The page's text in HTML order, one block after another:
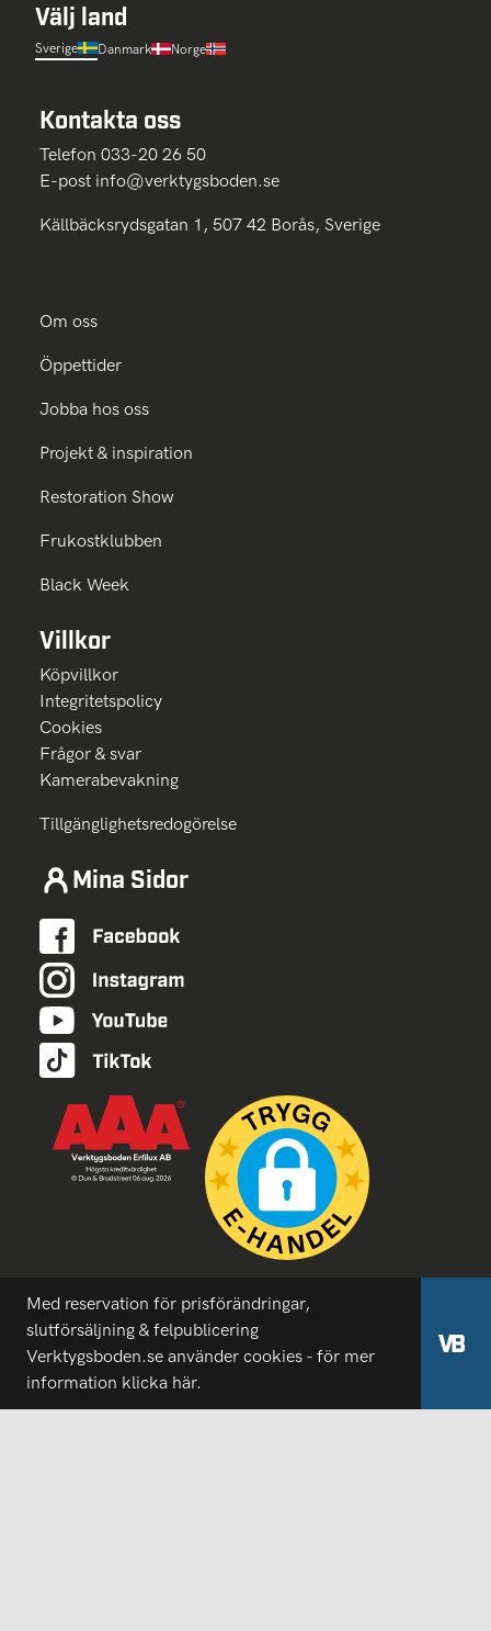
Välj land
Sverige Danmark Norge
Kontakta oss
Telefon 033-20 26 50
E-post info@verktygsboden.se
Källbäcksrydsgatan 1, 507 42 Borås, Sverige
Om oss
Öppettider
Jobba hos oss
Projekt & inspiration
Restoration Show
Frukostklubben
Black Week
Villkor
Köpvillkor
Integritetspolicy
Cookies
Frågor & svar
Kamerabevakning
Tillgänglighetsredogörelse
Mina Sidor
Med reservation för prisförändringar,
slutförsäljning & felpublicering
Verktygsboden.se använder cookies - för mer
information klicka här.